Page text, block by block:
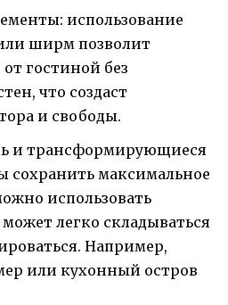
использование
ширм позволит
гостиной без
что создаст
и свободы.
и трансформирующиеся
сохранить максимальное
использовать
легко складываться
Например,
или кухонный остров